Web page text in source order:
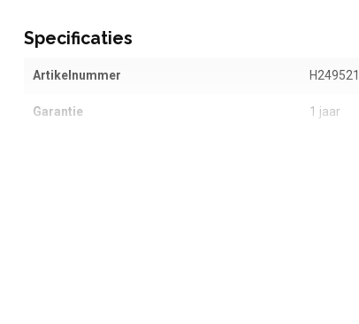
Specificaties
Artikelnummer H249521
Garantie 1 jaar